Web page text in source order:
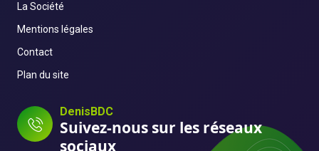
La Société
Mentions légales
Contact
Plan du site
DenisBDC
Suivez-nous sur les réseaux
sociaux